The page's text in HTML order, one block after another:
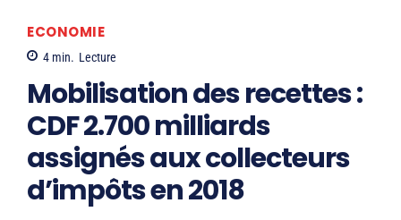
ECONOMIE
4 min. Lecture
Mobilisation des recettes :
CDF 2.700 milliards
assignés aux collecteurs
d’impôts en 2018